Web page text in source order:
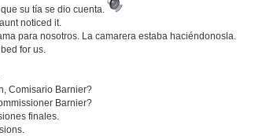
su tía se dio cuenta.
noticed it.
para nosotros. La camarera estaba haciéndonosla.
for us.
Comisario Barnier?
Barnier?
finales.